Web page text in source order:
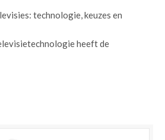
technologie, keuzes en
heeft de